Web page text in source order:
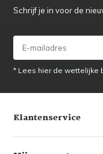
Schrijf je in voor de
* Lees hier de wettelijke
Klantenservice